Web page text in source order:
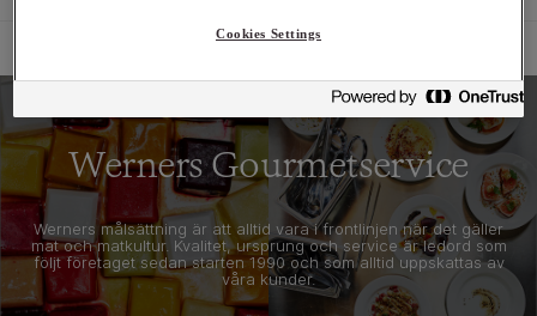
Werners Gourmetservice
Werners målsättning är att alltid vara i frontlinjen när det gäller
mat och matkultur. Kvalitet, ursprung och service är ledord som
följt företaget sedan starten 1990 och som alltid uppskattas av
våra kunder.
Cookies Settings